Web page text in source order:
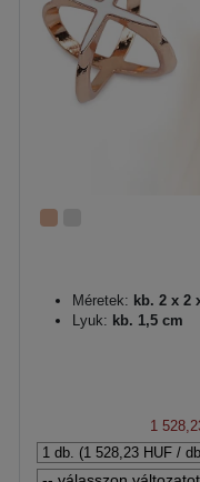
Méretek: kb. 2 x 2
Lyuk: kb. 1,5 cm
1